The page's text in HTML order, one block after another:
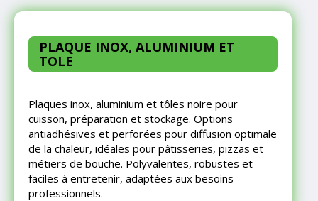
PLAQUE INOX, ALUMINIUM ET
TOLE
Plaques inox, aluminium et tôles noire pour
cuisson, préparation et stockage. Options
antiadhésives et perforées pour diffusion optimale
de la chaleur, idéales pour pâtisseries, pizzas et
métiers de bouche. Polyvalentes, robustes et
faciles à entretenir, adaptées aux besoins
professionnels.